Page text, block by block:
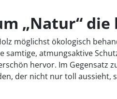
„Natur“ die
möglichst ökologisch
atmungsaktive
hervor. Im
der nicht nur toll